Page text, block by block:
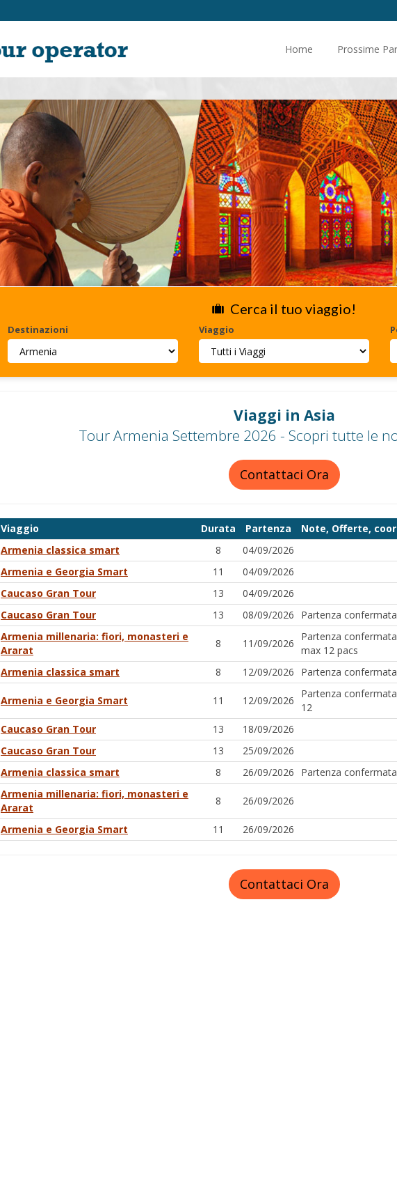
Home Prossime
Cerca il tuo viaggio!
Destinazioni Viaggio
Viaggi in Asia
Tour Armenia Settembre 2026 - Scopri tutte le
Contattaci Ora
Viaggio Durata Partenza Note, Offerte,
Armenia classica smart
8
04/09/2026
Armenia e Georgia Smart
11
04/09/2026
Caucaso Gran Tour
13
04/09/2026
Caucaso Gran Tour
13 08/09/2026
Partenza
Armenia millenaria: fiori, monasteri e
Ararat
8 11/09/2026
Partenza
max 12 pacs
Armenia classica smart
8 12/09/2026 Partenza
Armenia e Georgia Smart 11 12/09/2026
Partenza
12
Caucaso Gran Tour
13
18/09/2026
Caucaso Gran Tour
13
25/09/2026
Armenia classica smart
8 26/09/2026
Partenza
Armenia millenaria: fiori, monasteri e
Ararat
8 26/09/2026
Armenia e Georgia Smart 11 26/09/2026
Contattaci Ora